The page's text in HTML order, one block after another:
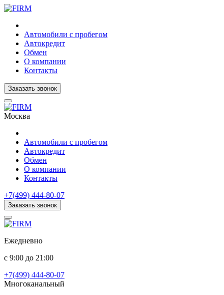
Автомобили с пробегом
Автокредит
Обмен
О компании
Контакты
Заказать звонок
Москва
Автомобили с пробегом
Автокредит
Обмен
О компании
Контакты
+7(499) 444-80-07
Заказать звонок
Ежедневно
с 9:00 до 21:00
+7(499) 444-80-07
Многоканальный